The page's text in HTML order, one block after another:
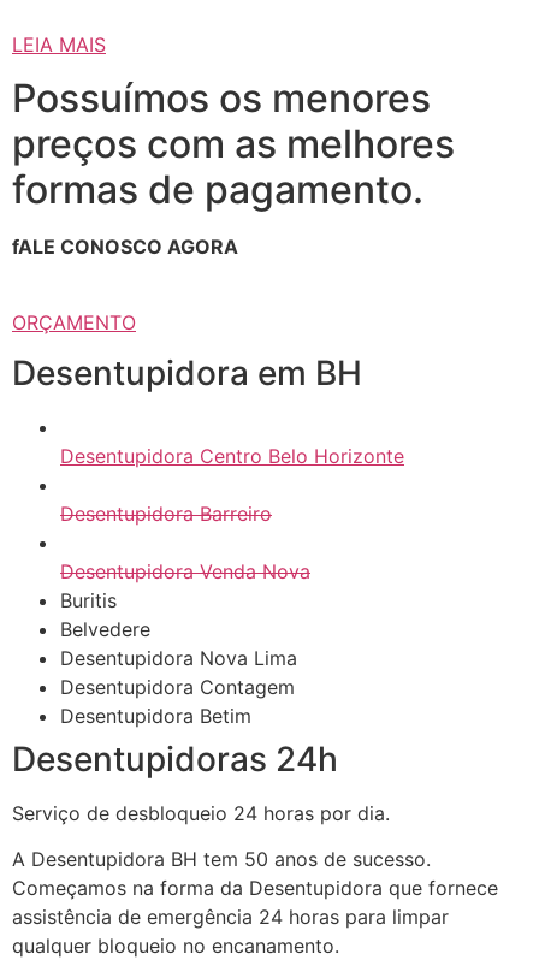
LEIA MAIS
Possuímos os menores
preços com as melhores
formas de pagamento.
fALE CONOSCO AGORA
ORÇAMENTO
Desentupidora em BH
Desentupidora Centro Belo Horizonte
Desentupidora Barreiro
Desentupidora Venda Nova
Buritis
Belvedere
Desentupidora Nova Lima
Desentupidora Contagem
Desentupidora Betim
Desentupidoras 24h
Serviço de desbloqueio 24 horas por dia.
A Desentupidora BH tem 50 anos de sucesso.
Começamos na forma da Desentupidora que fornece
assistência de emergência 24 horas para limpar
qualquer bloqueio no encanamento.